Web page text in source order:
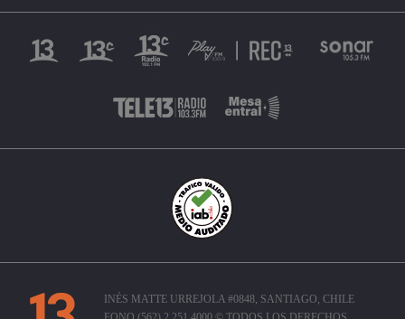
INÉS MATTE URREJOLA #0848, SANTIAGO, CHILE